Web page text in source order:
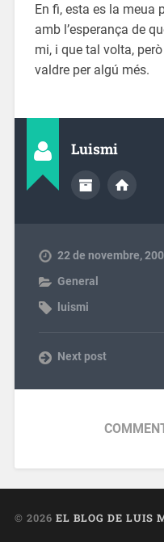
En fi, esta es la meua
amb l’esperança de
mi, i que tal volta,
valdre per algú més.
Luismi
22 de novembre,
General
luismi
Next post
© 2026 EL BLOG DE LUIS